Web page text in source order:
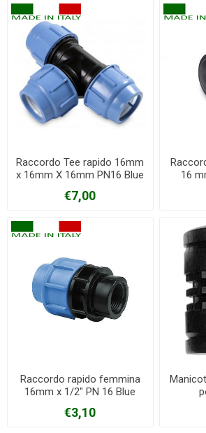
Raccordo Tee rapido 16mm
x 16mm X 16mm PN16 Blue
€7,00
16
Raccordo rapido femmina
16mm x 1/2" PN 16 Blue
€3,10